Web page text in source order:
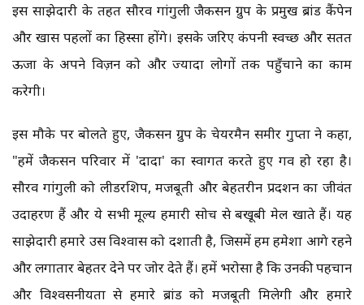
इस साझेदारी के तहत सौरव गांगुली जैकसन ग्रुप के प्रमुख ब्रांड कैंपेन
और खास पहलों का हिस्सा होंगे। इसके जरिए कंपनी स्वच्छ और सतत
ऊर्जा के अपने विज़न को और ज्यादा लोगों तक पहुँचाने का काम
करेगी।
इस मौके पर बोलते हुए, जैकसन ग्रुप के चेयरमैन समीर गुप्ता ने कहा,
"हमें जैकसन परिवार में 'दादा' का स्वागत करते हुए गर्व हो रहा है।
सौरव गांगुली को लीडरशिप, मजबूती और बेहतरीन प्रदर्शन का जीवंत
उदाहरण हैं और ये सभी मूल्य हमारी सोच से बखूबी मेल खाते हैं। यह
साझेदारी हमारे उस विश्वास को दर्शाती है, जिसमें हम हमेशा आगे रहने
और लगातार बेहतर देने पर जोर देते हैं। हमें भरोसा है कि उनकी पहचान
और विश्वसनीयता से हमारे ब्रांड को मजबूती मिलेगी और हमारे